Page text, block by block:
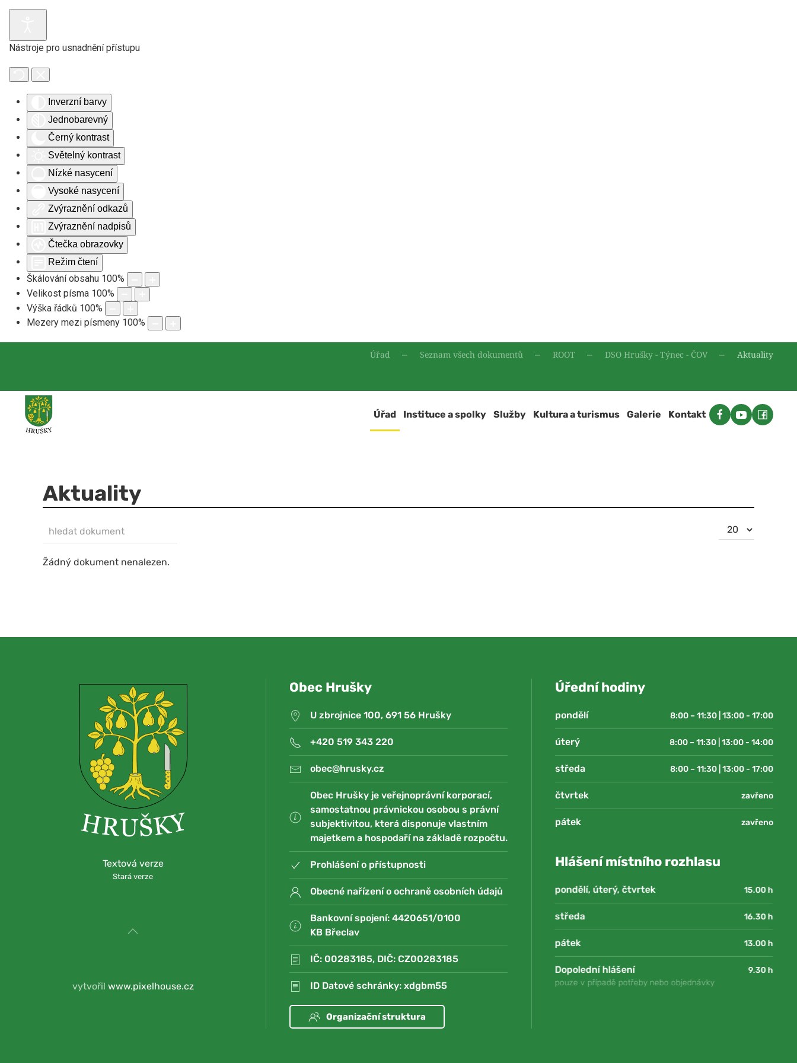
Nástroje pro usnadnění přístupu
Inverzní barvy
Jednobarevný
Černý kontrast
Světelný kontrast
Nízké nasycení
Vysoké nasycení
Zvýraznění odkazů
Zvýraznění nadpisů
Čtečka obrazovky
Režim čtení
Škálování obsahu 100%
Velikost písma 100%
Výška řádků 100%
Mezery mezi písmeny 100%
Úřad Seznam všech dokumentů ROOT DSO Hrušky - Týnec - ČOV Aktuality
Úřad Instituce a spolky Služby Kultura a turismus Galerie Kontakt
Aktuality
NEZVEŘEJNĚNO hledat dokument
Počet
zobrazení
Žádný dokument nenalezen.
Textová verze
Stará verze
vytvořil www.pixelhouse.cz
Obec Hrušky
U zbrojnice 100, 691 56 Hrušky
+420 519 343 220
obec@hrusky.cz
Obec Hrušky je veřejnoprávní korporací,
samostatnou právnickou osobou s právní
subjektivitou, která disponuje vlastním
majetkem a hospodaří na základě rozpočtu.
Prohlášení o přístupnosti
Obecné nařízení o ochraně osobních údajů
Bankovní spojení: 4420651/0100
KB Břeclav
IČ: 00283185, DIČ: CZ00283185
ID Datové schránky: xdgbm55
Organizační struktura
Úřední hodiny
pondělí 8:00 – 11:30 | 13:00 - 17:00
úterý 8:00 – 11:30 | 13:00 - 14:00
středa 8:00 – 11:30 | 13:00 - 17:00
čtvrtek zavřeno
pátek zavřeno
Hlášení místního rozhlasu
pondělí, úterý, čtvrtek 15.00 h
středa 16.30 h
pátek 13.00 h
Dopolední hlášení
9.30 h
pouze v případě potřeby nebo objednávky